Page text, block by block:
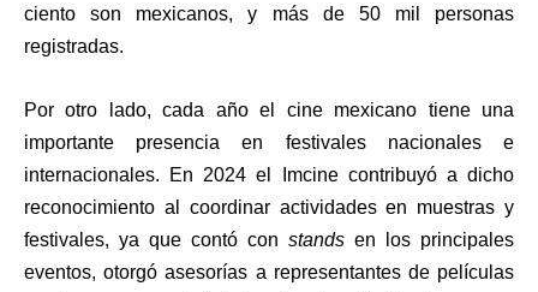
ciento son mexicanos, y más de 50 mil personas
registradas.
Por otro lado, cada año el cine mexicano tiene una
importante presencia en festivales nacionales e
internacionales. En 2024 el Imcine contribuyó a dicho
reconocimiento al coordinar actividades en muestras y
festivales, ya que contó con stands en los principales
eventos, otorgó asesorías a representantes de películas